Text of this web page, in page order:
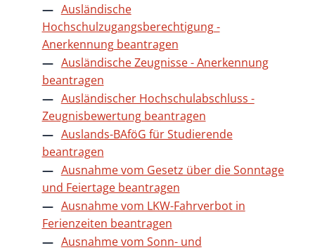
Ausländische
Hochschulzugangsberechtigung -
Anerkennung beantragen
Ausländische Zeugnisse - Anerkennung
beantragen
Ausländischer Hochschulabschluss -
Zeugnisbewertung beantragen
Auslands-BAföG für Studierende
beantragen
Ausnahme vom Gesetz über die Sonntage
und Feiertage beantragen
Ausnahme vom LKW-Fahrverbot in
Ferienzeiten beantragen
Ausnahme vom Sonn- und